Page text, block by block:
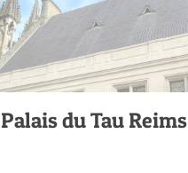
Palais du Tau Reims